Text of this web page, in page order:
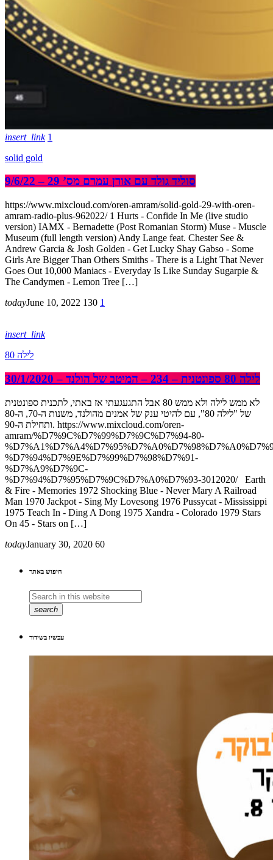
insert_link 1
solid gold
סוליד גולד עם אורן עמרם מס’ 29 – 9/6/22
https://www.mixcloud.com/oren-amram/solid-gold-29-with-oren-
amram-radio-plus-962022/ 1 Hurts - Confide In Me (live studio
version) IAMX - Bernadette (Post Romanian Storm) Muse - Muscle
Museum (full length version) Andy Lange feat. Chester See &
Andrew Garcia & Josh Golden - Get Lucky Shay Gabso - Some
Girls Are Bigger Than Others Smiths - There is a Light That Never
Goes Out 10,000 Maniacs - Everyday Is Like Sunday Sugarpie &
The Candymen - Lemon Tree […]
todayJune 10, 2022 130 1
insert_link
לילה 80
לילה 80 ספונטנית – 234 – המיטב של הולנד – 30/1/2020
לא ממש לילה ולא ממש 80 אבל התגעגעתי אז באתי, לתכנית ספונטנית
של "לילה 80", עם להיטי ענק של אמנים מהולנד, משנות ה-70, ה-80
ותחילת ה-90. https://www.mixcloud.com/oren-
amram/%D7%9C%D7%99%D7%9C%D7%94-80-
%D7%94%D7%9E%D7%99%D7%98%D7%91-
%D7%A9%D7%9C-
%D7%94%D7%95%D7%9C%D7%A0%D7%93-3012020/ Earth
& Fire - Memories 1972 Shocking Blue - Never Mary A Railroad
Man 1970 Jackpot - Sing My Lovesong 1976 Pussycat - Mississippi
1975 Teach In - Ding A Dong 1975 Xandra - Colorado 1979 Stars
On 45 - Stars on […]
todayJanuary 30, 2020 60
חיפוש באתר
search
עכשיו בשידור